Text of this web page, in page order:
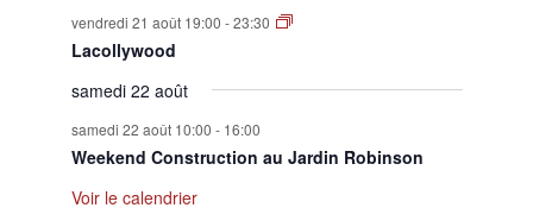
vendredi 21 août 19:00 -23:30
Lacollywood
samedi 22 août
samedi 22 août 10:00 - 16:00
Weekend Construction au Jardin Robinson
Voir le calendrier